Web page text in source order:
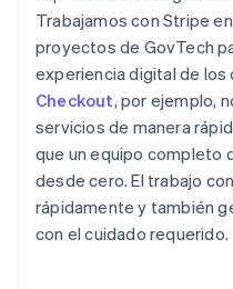
Trabajamos con Stripe
proyectos de GovTech
experiencia digital de los
Checkout, por ejemplo,
servicios de manera
que un equipo completo
desde cero. El trabajo
rápidamente y también
con el cuidado requerido.